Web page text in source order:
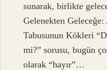
sunarak, birlikte
Gelenekten
Tabusunun Kökleri
mi?” sorusu, bugün
olarak “hayır”…